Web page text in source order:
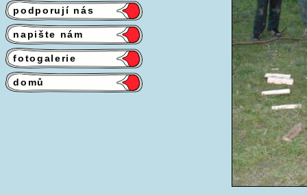
podporují nás
napište nám
fotogalerie
domů